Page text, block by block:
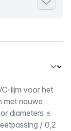
lijm voor het
met nauwe
diameters ≤
/ 0,2